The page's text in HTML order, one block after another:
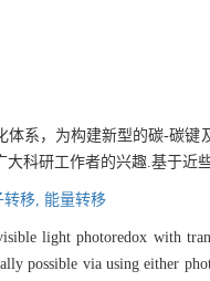
体系，为构建新型的碳-碳
科研工作者的兴趣.基于近
转移, 能量转移
light photoredox with
possible via using either